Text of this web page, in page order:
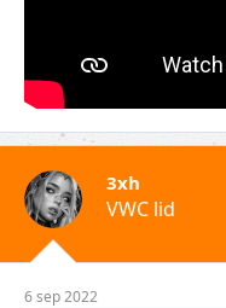
3xh
VWC lid
6 sep 2022